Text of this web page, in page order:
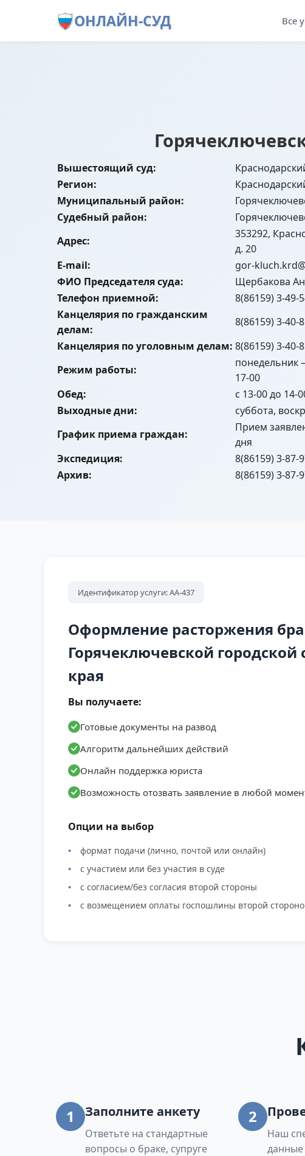
ОНЛАЙН-СУД Все
Вышестоящий суд:
Регион:
Муниципальный район:
Судебный район:
Адрес:
353292,
д. 20
E-mail:
gor-
ФИО Председателя суда:
Щербакова
Телефон приемной:
8(86159) 3-49-
Канцелярия по гражданским
делам:
8(86159) 3-40-
Канцелярия по уголовным делам: 8(86159) 3-40-
Режим работы:
понедельник
17-00
Обед:
с 13-00 до 14-
Выходные дни:
суббота,
График приема граждан:
Прием
дня
Экспедиция:
8(86159) 3-87-
Архив:
8(86159) 3-87-
Идентификатор услуги: АА-437
Оформление расторжения
Горячеключевской городской
края
Вы получаете:
Готовые документы на развод
Алгоритм дальнейших действий
Онлайн поддержка юриста
Возможность отозвать заявление в любой
Опции на выбор
формат подачи (лично, почтой или онлайн)
с участием или без участия в суде
с согласием/без согласия второй стороны
с возмещением оплаты госпошлины второй
1 Заполните анкету
Ответьте на стандартные
вопросы о браке, супруге
2
Наш
данные